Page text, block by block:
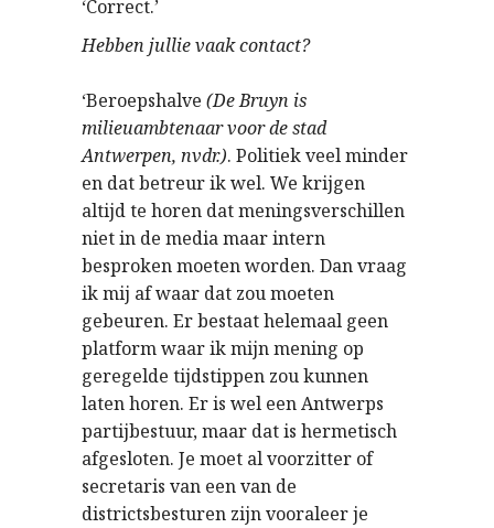
‘Correct.’
Hebben jullie vaak contact?
‘Beroepshalve (De Bruyn is
milieuambtenaar voor de stad
Antwerpen, nvdr.). Politiek veel minder
en dat betreur ik wel. We krijgen
altijd te horen dat meningsverschillen
niet in de media maar intern
besproken moeten worden. Dan vraag
ik mij af waar dat zou moeten
gebeuren. Er bestaat helemaal geen
platform waar ik mijn mening op
geregelde tijdstippen zou kunnen
laten horen. Er is wel een Antwerps
partijbestuur, maar dat is hermetisch
afgesloten. Je moet al voorzitter of
secretaris van een van de
districtsbesturen zijn vooraleer je